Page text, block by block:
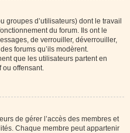
groupes d’utilisateurs) dont le travail
du forum. Ils ont le
de verrouiller, déverrouiller,
forums qu’ils modèrent.
que les utilisateurs partent en
offensant.
de gérer l’accès des membres et
Chaque membre peut appartenir